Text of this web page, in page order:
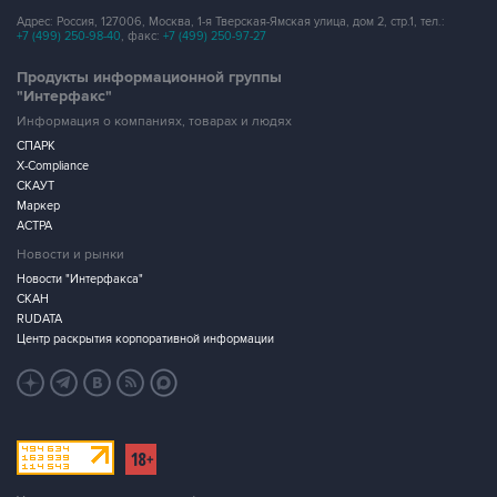
Адрес: Россия, 127006, Москва, 1-я Тверская-Ямская улица, дом 2, стр.1, тел.:
+7 (499) 250-98-40, факс: +7 (499) 250-97-27
Продукты информационной группы
"Интерфакс"
Информация о компаниях, товарах и людях
СПАРК
X-Compliance
СКАУТ
Маркер
АСТРА
Новости и рынки
Новости "Интерфакса"
СКАН
RUDATA
Центр раскрытия корпоративной информации